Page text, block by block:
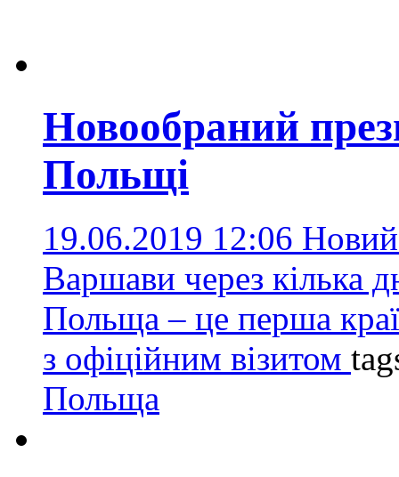
Новообраний
Польщі
19.06.2019 12:06 Новий
Варшави через кілька
Польща – це перша
з офіційним візитом
Польща